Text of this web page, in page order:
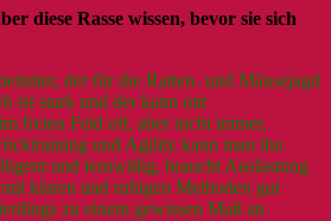
diese Rasse wissen, bevor sie sich
der für die Ratten- und Mäusejagd
ist stark und der kann mit
freien Feld oft, aber nicht immer,
und Agility kann man ihn
und lernwillig, braucht Auslastung
klaren und ruhigen Methoden gut
zu einem gewissen Maß an